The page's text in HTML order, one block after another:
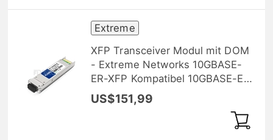
Extreme
XFP Transceiver Modul mit DOM
- Extreme Networks 10GBASE-
ER-XFP Kompatibel 10GBASE-ER
XFP 1550nm 40km
US$151,99